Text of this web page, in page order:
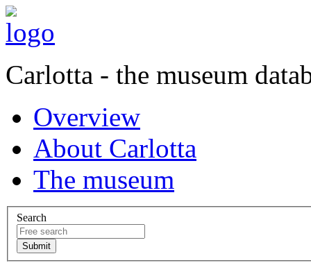
Carlotta - the museum
Overview
About Carlotta
The museum
Search